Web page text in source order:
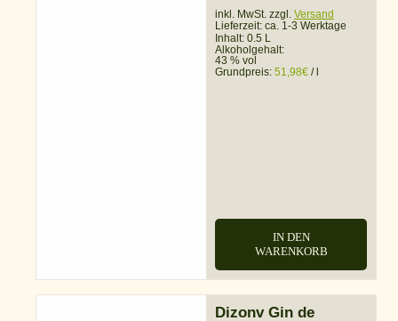
inkl. MwSt. zzgl. Versand
Lieferzeit: ca. 1-3 Werktage
Inhalt: 0.5 L
Alkoholgehalt:
43 % vol
Grundpreis: 51,98€ /
IN DEN
WARENKORB
Dizonv Gin de